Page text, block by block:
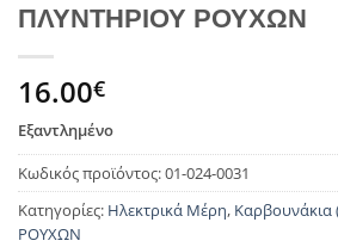
ΠΛΥΝΤΗΡΙΟΥ ΡΟΥΧΩΝ
16.00€
Εξαντλημένο
Κωδικός προϊόντος:01-024-0031
Κατηγορίες: Ηλεκτρικά Μέρη, Καρβουνάκια
ΡΟΥΧΩΝ